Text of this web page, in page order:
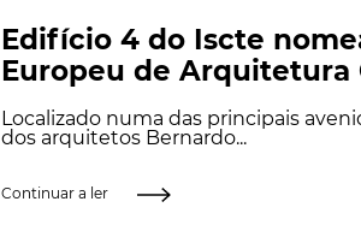
Edifício 4 do Iscte
Europeu de Arquitetura
Localizado numa das principais
dos arquitetos Bernardo...
Continuar a ler